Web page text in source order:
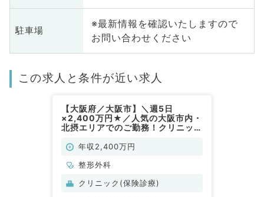
駐車場
※最新情報を確認いたしますので
お問い合わせください
この求人と条件が近い求人
【大阪府／大阪市】＼週5日
×2,400万円★／人気の大阪市内・
北摂エリアでのご勤務！クリニック
／常勤）
年収2,400万円
整形外科
クリニック(保険診療)